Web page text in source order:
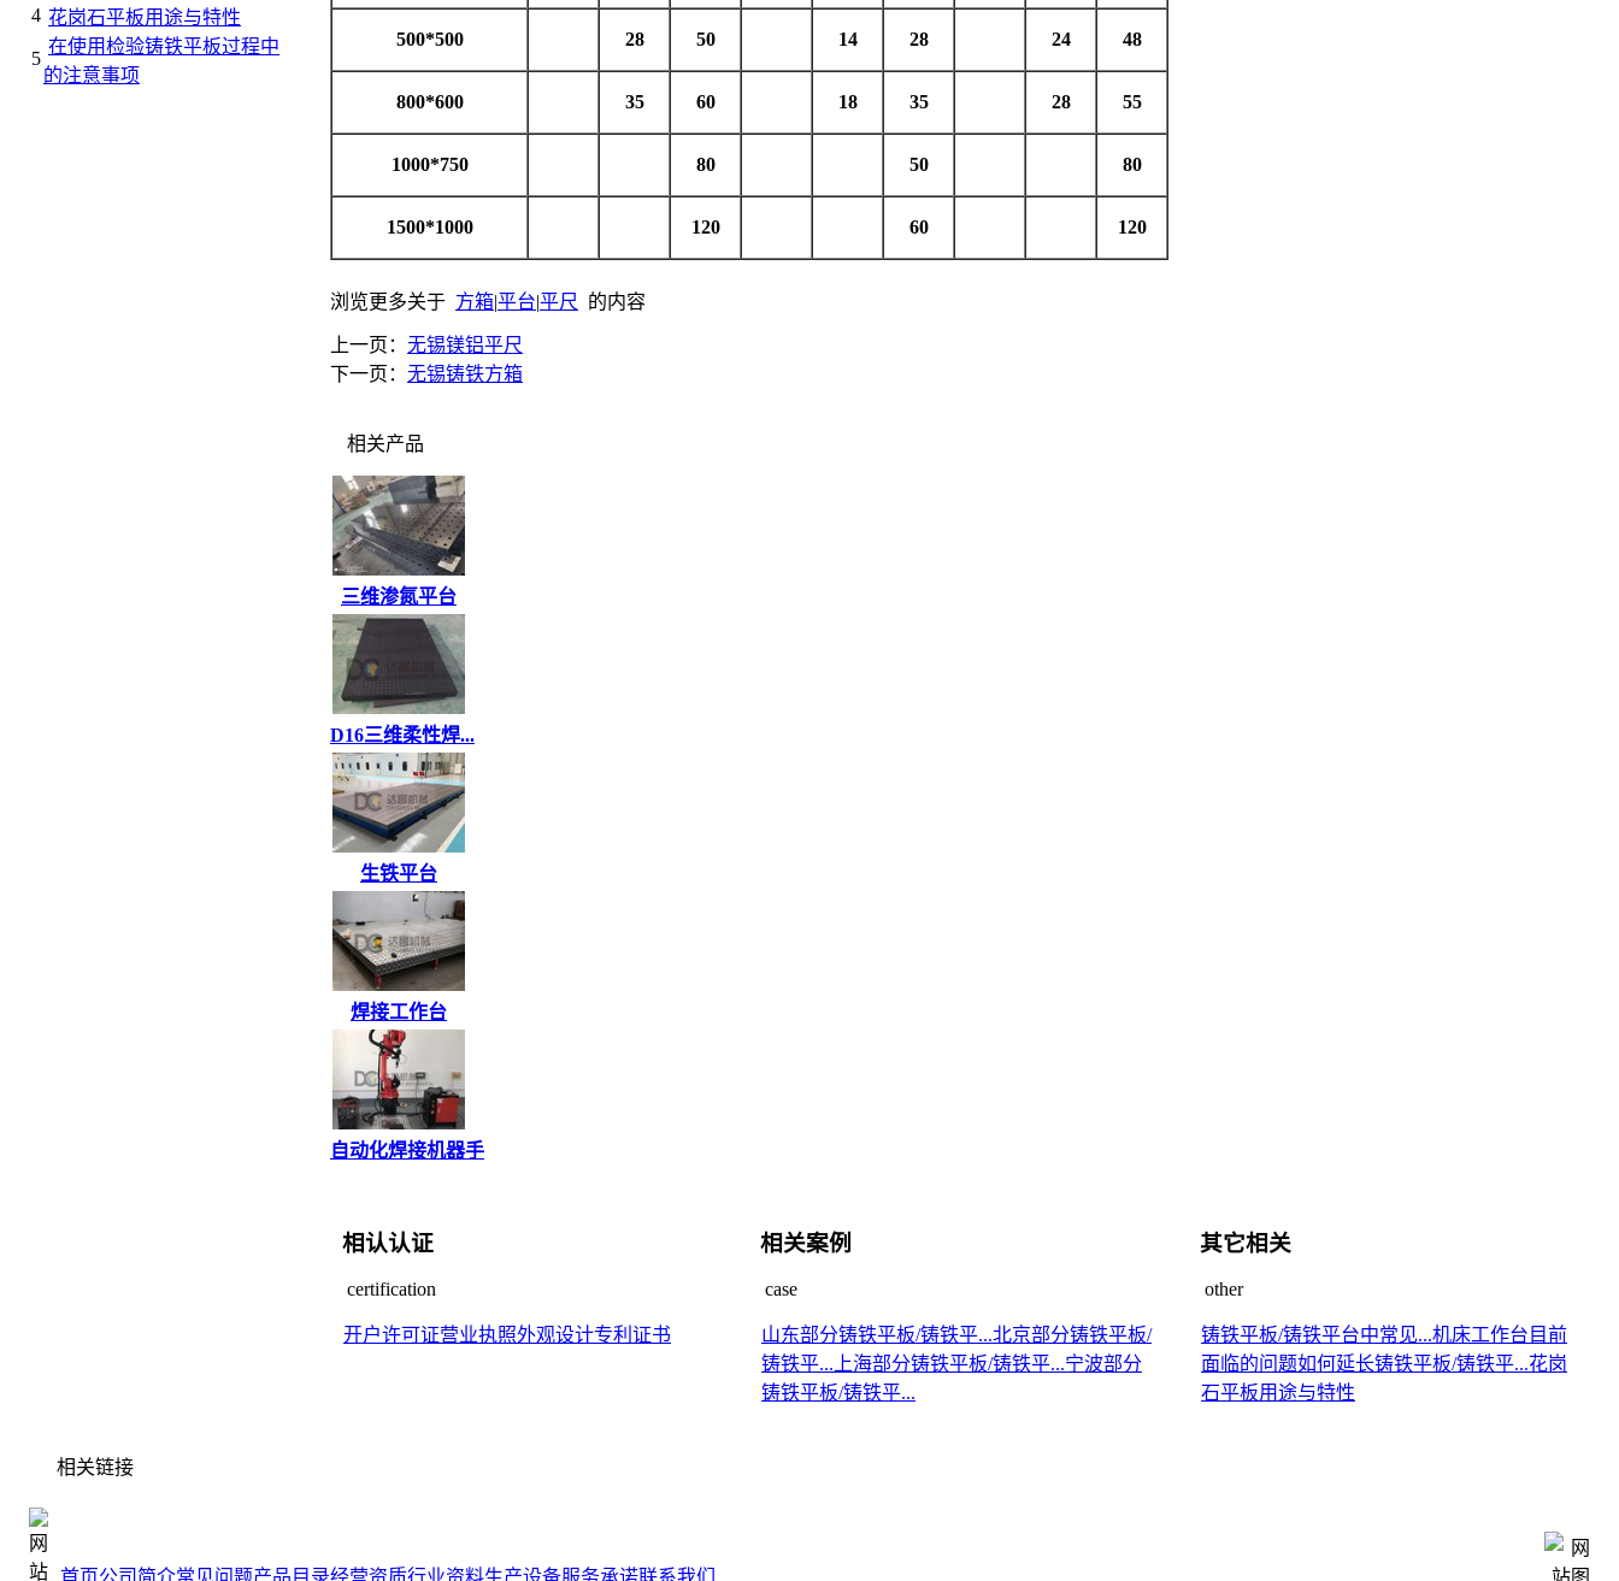
4 花岗石平板用途与特性
5
在使用检验铸铁平板过程中
的注意事项
500*500 28 50 14 28 24 48
800*600 35 60 18 35 28 55
1000*750 80 50 80
1500*1000 120 60 120
浏览更多关于 方箱|平台|平尺 的内容
上一页： 无锡镁铝平尺
下一页： 无锡铸铁方箱
相关产品
三维渗氮平台
D16三维柔性焊...
生铁平台
焊接工作台
自动化焊接机器手
相认认证
certification
开户许可证营业执照外观设计专利证书
相关案例
case
山东部分铸铁平板/铸铁平...北京部分铸铁平板/
铸铁平... 上海部分铸铁平板/铸铁平...宁波部分
铸铁平板/铸铁平...
其它相关
other
铸铁平板/铸铁平台中常见...机床工作台目前
面临的问题如何延长铸铁平板/铸铁平...花岗
石平板用途与特性
相关链接
首页公司简介常见问题产品目录经营资质行业资料生产设备服务承诺联系我们